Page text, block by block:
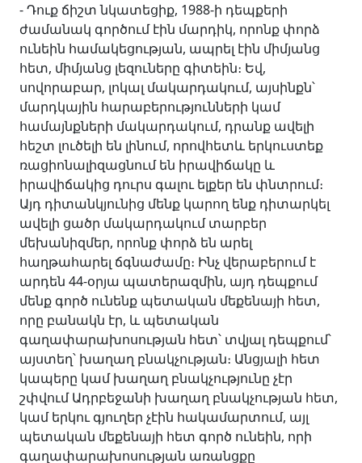
- Դուք ճիշտ նկատեցիք, 1988-ի դեպքերի
ժամանակ գործում էին մարդիկ, որոնք փորձ
ունեին համակեցության, ապրել էին միմյանց
հետ, միմյանց լեզուները գիտեին։ Եվ,
սովորաբար, լոկալ մակարդակում, այսինքն՝
մարդկային հարաբերությունների կամ
համայնքների մակարդակում, դրանք ավելի
հեշտ լուծելի են լինում, որովհետև երկուստեք
ռացիոնալիզացնում են իրավիճակը և
իրավիճակից դուրս գալու ելքեր են փնտրում։
Այդ դիտանկյունից մենք կարող ենք դիտարկել
ավելի ցածր մակարդակում տարբեր
մեխանիզմեր, որոնք փորձ են արել
հաղթահարել ճգնաժամը։ Ինչ վերաբերում է
արդեն 44-օրյա պատերազմին, այդ դեպքում
մենք գործ ունենք պետական մեքենայի հետ,
որը բանակն էր, և պետական
գաղափարախոսության հետ՝ տվյալ դեպքում՝
այստեղ՝ խաղաղ բնակչության։ Անցյալի հետ
կապերը կամ խաղաղ բնակչությունը չէր
շփվում Ադրբեջանի խաղաղ բնակչության հետ,
կամ երկու գյուղեր չէին հակամարտում, այլ
պետական մեքենայի հետ գործ ունեին, որի
գաղափարախոսության առանցքը